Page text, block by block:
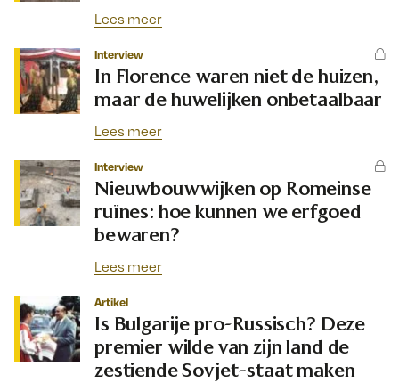
Lees meer
Interview
In Florence waren niet de huizen,
maar de huwelijken onbetaalbaar
Lees meer
Interview
Nieuwbouwwijken op Romeinse
ruïnes: hoe kunnen we erfgoed
bewaren?
Lees meer
Artikel
Is Bulgarije pro-Russisch? Deze
premier wilde van zijn land de
zestiende Sovjet-staat maken